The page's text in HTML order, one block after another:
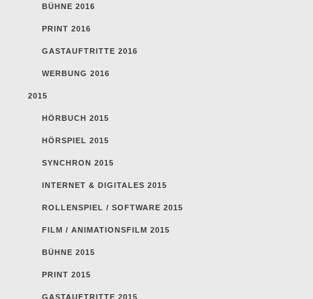
BÜHNE 2016
PRINT 2016
GASTAUFTRITTE 2016
WERBUNG 2016
2015
HÖRBUCH 2015
HÖRSPIEL 2015
SYNCHRON 2015
INTERNET & DIGITALES 2015
ROLLENSPIEL / SOFTWARE 2015
FILM / ANIMATIONSFILM 2015
BÜHNE 2015
PRINT 2015
GASTAUFTRITTE 2015